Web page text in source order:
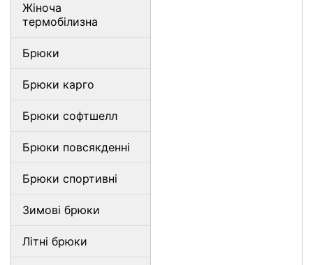
Жіноча
термобілизна
Брюки
Брюки карго
Брюки софтшелл
Брюки повсякденні
Брюки спортивні
Зимові брюки
Літні брюки